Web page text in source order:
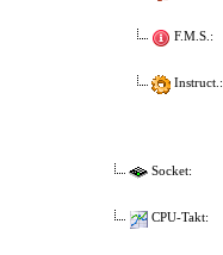
F.M.S.:
Instruct.:
Socket:
CPU-Takt: